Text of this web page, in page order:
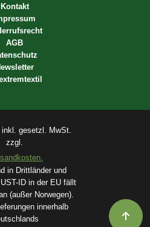
Kontakt
AGB
gesetzl. MwSt.
zzgl.
in Drittländer und
UST-ID in der EU fällt
(außer Norwegen).
innerhalb